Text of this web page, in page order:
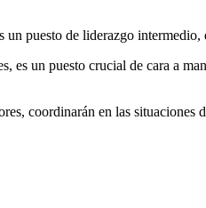
un puesto de liderazgo
es un puesto crucial de cara a
coordinarán en las